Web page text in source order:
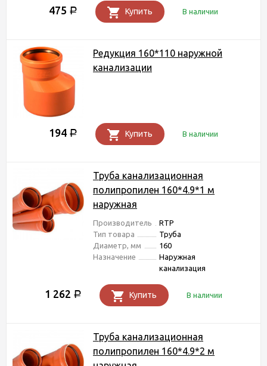
475 Р Купить В наличии
Редукция 160*110 наружной
канализации
194 Р Купить В наличии
Труба канализационная
полипропилен 160*4.9*1 м
наружная
Производитель
RTP
Тип товара
Труба
Диаметр, мм
160
Назначение
Наружная
канализация
1 262 Р Купить В наличии
Труба канализационная
полипропилен 160*4.9*2 м